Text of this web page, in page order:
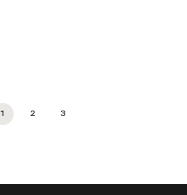
1 2 3